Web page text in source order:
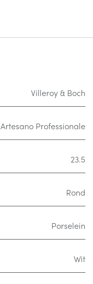
Villeroy & Boch
Artesano Professionale
23.5
Rond
Porselein
Wit